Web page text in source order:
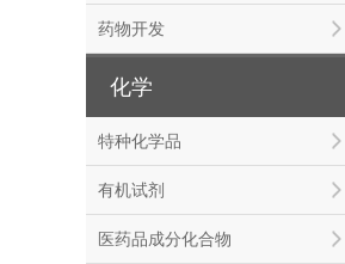
药物开发
化学
特种化学品
有机试剂
医药品成分化合物